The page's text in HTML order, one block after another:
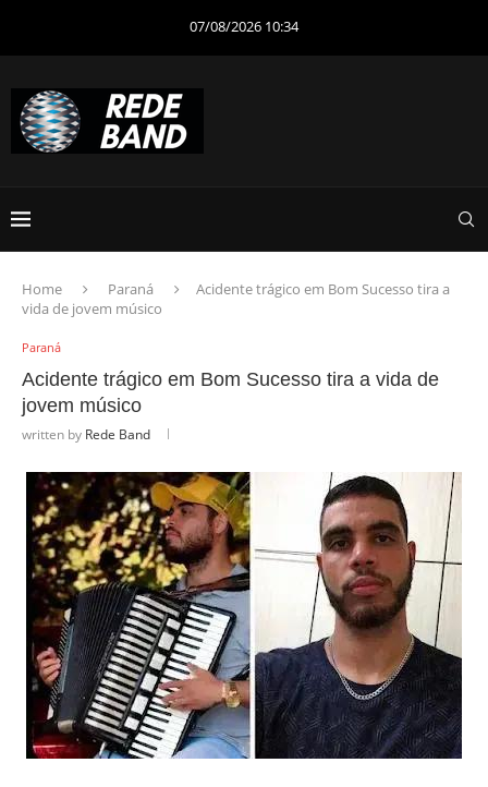
07/08/2026 10:34
Home Paraná
Acidente trágico em Bom Sucesso tira a
vida de jovem músico
Paraná
Acidente trágico em Bom Sucesso tira a vida de
jovem músico
written by Rede Band